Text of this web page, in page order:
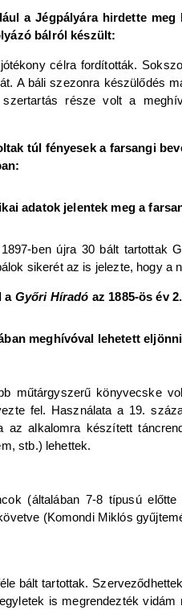
a Jégpályára hirdette meg
bálról készült:
célra fordították.
A báli szezonra készülődés
része volt a
túl fényesek a farsangi
adatok jelentek meg a
ben újra 30 bált tartottak
sikerét az is jelezte, hogy a
a Győri Híradó az 1885-ös év
meghívóval lehetett
műtárgyszerű könyvecske
fel. Használata a 19.
az alkalomra készített
stb.) lehettek.
(általában 7-8 típusú
(Komondi Miklós
bált tartottak.
is megrendezték